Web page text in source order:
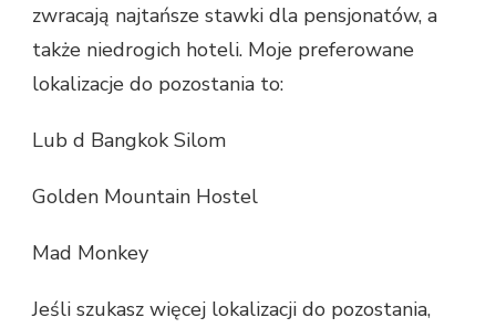
zwracają najtańsze stawki dla pensjonatów, a
także niedrogich hoteli. Moje preferowane
lokalizacje do pozostania to:
Lub d Bangkok Silom
Golden Mountain Hostel
Mad Monkey
Jeśli szukasz więcej lokalizacji do pozostania,